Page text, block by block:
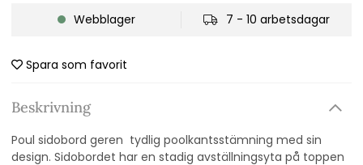
Webblager 7 - 10 arbetsdagar
Spara som favorit
Beskrivning
Poul sidobord geren tydlig poolkantsstämning med sin
design. Sidobordet har en stadig avställningsyta på toppen